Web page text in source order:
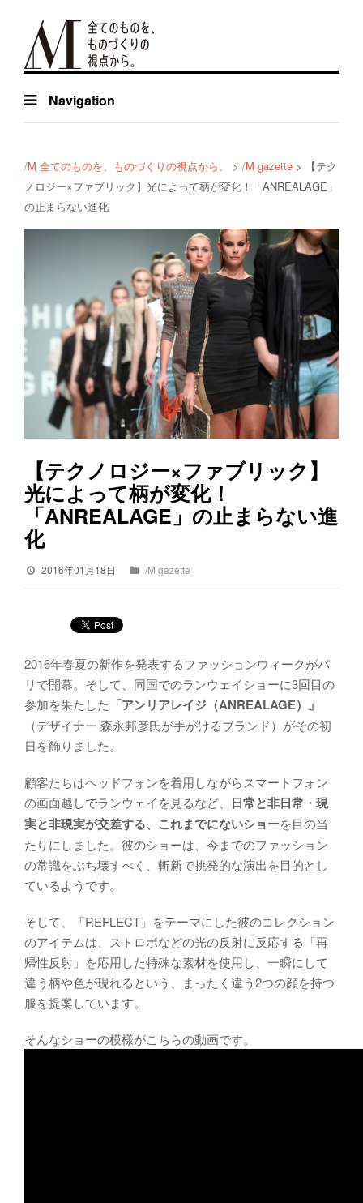
Navigation
/M 全てのものを、ものづくりの視点から。 > /M gazette >
【テク
ノロジー×ファブリック】光によって柄が変化！「ANREALAGE」
の止まらない進化
【テクノロジー×ファブリック】
光によって柄が変化！
「ANREALAGE」の止まらない進
化
2016年01月18日 /M gazette
2016年春夏の新作を発表するファッションウィークがパ
リで開幕。そして、同国でのランウェイショーに3回目の
参加を果たした 「アンリアレイジ（ANREALAGE）」
（デザイナー 森永邦彦氏が手がけるブランド）がその初
日を飾りました。
顧客たちはヘッドフォンを着用しながらスマートフォン
の画面越しでランウェイを見るなど、 日常と非日常・現
実と非現実が交差する、これまでにないショーを目の当
たりにしました。彼のショーは、今までのファッション
の常識をぶち壊すべく、斬新で挑発的な演出を目的とし
ているようです。
そして、「REFLECT」をテーマにした彼のコレクション
のアイテムは、ストロボなどの光の反射に反応する「再
帰性反射」を応用した特殊な素材を使用し、一瞬にして
違う柄や色が現れるという、まったく違う2つの顔を持つ
服を提案しています。
そんなショーの模様がこちらの動画です。